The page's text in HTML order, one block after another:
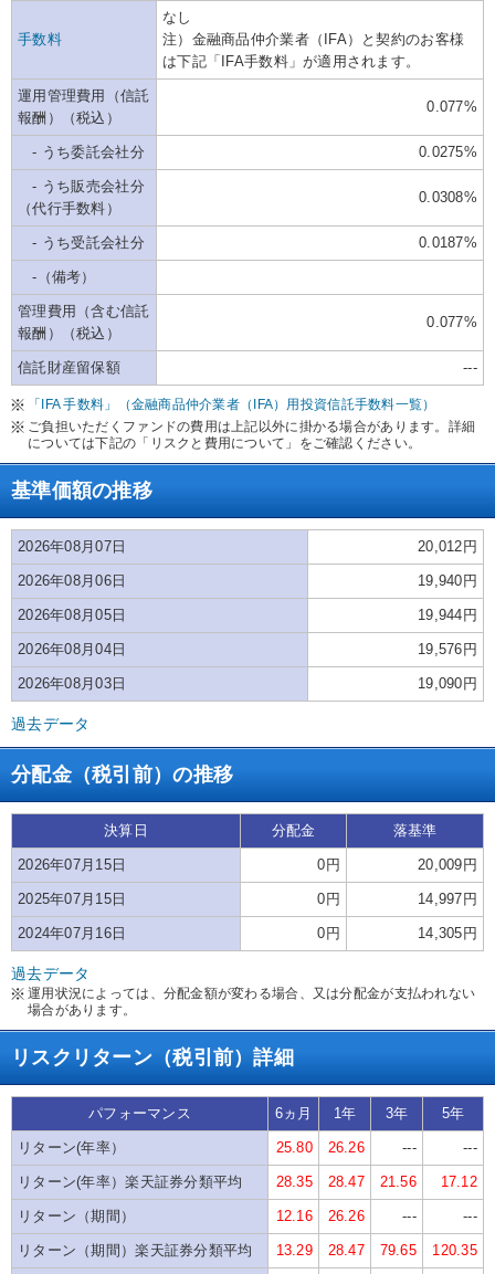
手数料
なし
注）金融商品仲介業者（IFA）と契約のお客様
は下記「IFA手数料」が適用されます。
運用管理費用（信託
報酬）（税込）
0.077%
- うち委託会社分 0.0275%
- うち販売会社分
（代行手数料）
0.0308%
- うち受託会社分 0.0187%
-（備考）
管理費用（含む信託
報酬）（税込）
0.077%
信託財産留保額 ---
「IFA 手数料」（金融商品仲介業者（IFA）用投資信託手数料一覧）
ご負担いただくファンドの費用は上記以外に掛かる場合があります。詳細
については下記の「リスクと費用について」をご確認ください。
基準価額の推移
2026年08月07日 20,012円
2026年08月06日 19,940円
2026年08月05日 19,944円
2026年08月04日 19,576円
2026年08月03日 19,090円
過去データ
分配金（税引前）の推移
決算日 分配金 落基準
2026年07月15日 0円 20,009円
2025年07月15日 0円 14,997円
2024年07月16日 0円 14,305円
過去データ
運用状況によっては、分配金額が変わる場合、又は分配金が支払われない
場合があります。
リスクリターン（税引前）詳細
パフォーマンス 6ヵ月 1年 3年 5年
リターン(年率） 25.80 26.26 --- ---
リターン(年率）楽天証券分類平均 28.35 28.47 21.56 17.12
リターン（期間） 12.16 26.26 --- ---
リターン（期間）楽天証券分類平均 13.29 28.47 79.65 120.35